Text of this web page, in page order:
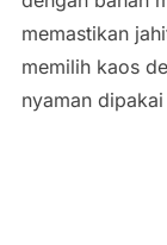
memastikan
memilih kaos
nyaman